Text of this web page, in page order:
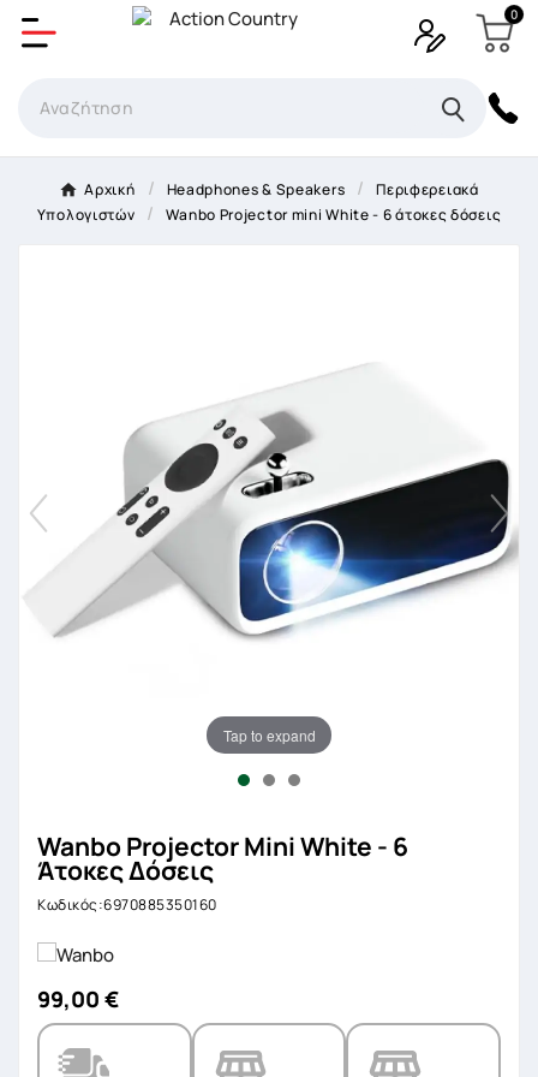
0
Αρχική Headphones & Speakers
Περιφερειακά
Υπολογιστών
Wanbo Projector mini White - 6 άτοκες δόσεις
Tap to expand
Wanbo Projector Mini White - 6
Άτοκες Δόσεις
Κωδικός:6970885350160
99,00 €
Δημιουργία λίστα επιθυμητών
×
Όνομα Λίστα επιθυμιτών
Ακύρωση Δημιουργία λίστα επιθυμητών